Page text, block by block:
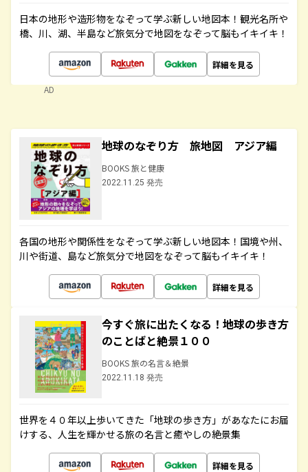
日本の地形や造形物をなぞって学ぶ新しい地図本！観光名所や
橋、川、湖、半島など旅気分で地図をなぞって脳もイキイキ！
詳細を見る
AD
地球のなぞり方 旅地図 アジア編
BOOKS 旅と健康
2022.11.25 発売
各国の地形や関係性をなぞって学ぶ新しい地図本！国境や州、
川や街道、島など旅気分で地図をなぞって脳もイキイキ！
詳細を見る
今すぐ旅に出たくなる！地球の歩き方
のことばと絶景１００
BOOKS 旅の名言＆絶景
2022.11.18 発売
世界を４０年以上歩いてきた「地球の歩き方」があなたにお届
けする、人生を輝かせる旅の名言と癒やしの絶景集
詳細を見る